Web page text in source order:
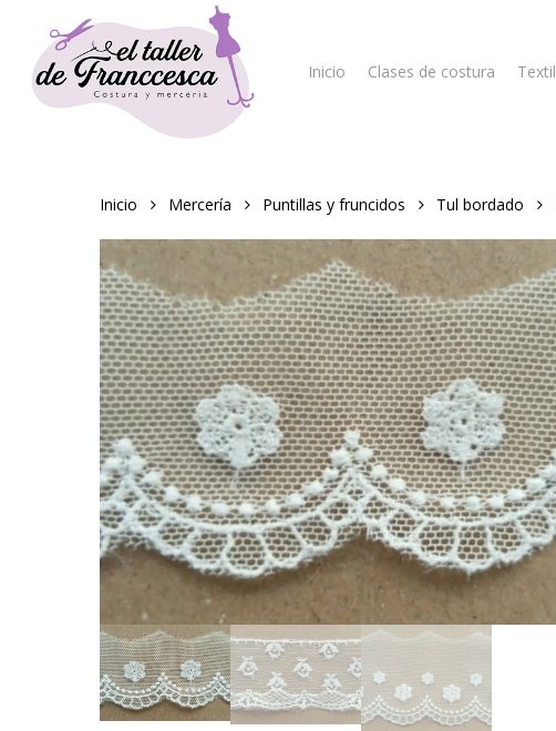
main
content
Hit enter to search or ESC to close
Inicio Clases de costura Textil
Inicio Mercería Puntillas y fruncidos Tul bordado